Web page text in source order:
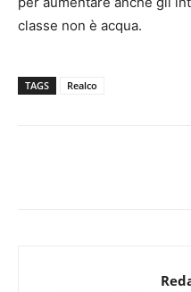
classe non è acqua.
TAGS Realco